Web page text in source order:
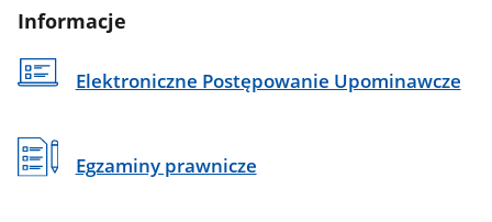
Informacje
Elektroniczne Postępowanie Upominawcze
Egzaminy prawnicze